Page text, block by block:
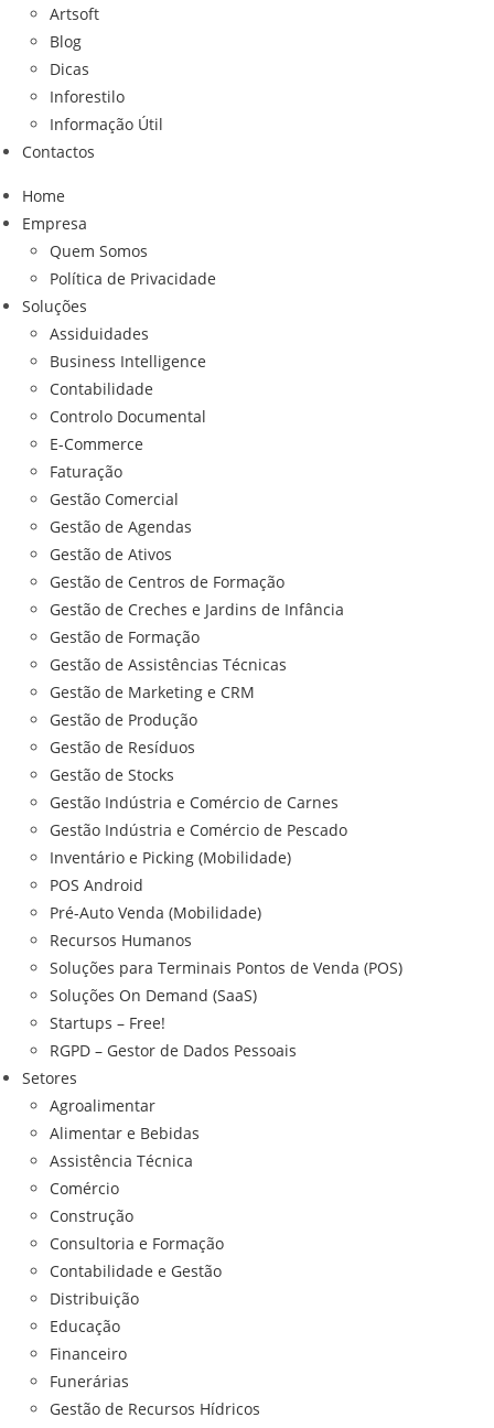
Artsoft
Blog
Dicas
Inforestilo
Informação Útil
Contactos
Home
Empresa
Quem Somos
Política de Privacidade
Soluções
Assiduidades
Business Intelligence
Contabilidade
Controlo Documental
E-Commerce
Faturação
Gestão Comercial
Gestão de Agendas
Gestão de Ativos
Gestão de Centros de Formação
Gestão de Creches e Jardins de Infância
Gestão de Formação
Gestão de Assistências Técnicas
Gestão de Marketing e CRM
Gestão de Produção
Gestão de Resíduos
Gestão de Stocks
Gestão Indústria e Comércio de Carnes
Gestão Indústria e Comércio de Pescado
Inventário e Picking (Mobilidade)
POS Android
Pré-Auto Venda (Mobilidade)
Recursos Humanos
Soluções para Terminais Pontos de Venda (POS)
Soluções On Demand (SaaS)
Startups – Free!
RGPD – Gestor de Dados Pessoais
Setores
Agroalimentar
Alimentar e Bebidas
Assistência Técnica
Comércio
Construção
Consultoria e Formação
Contabilidade e Gestão
Distribuição
Educação
Financeiro
Funerárias
Gestão de Recursos Hídricos